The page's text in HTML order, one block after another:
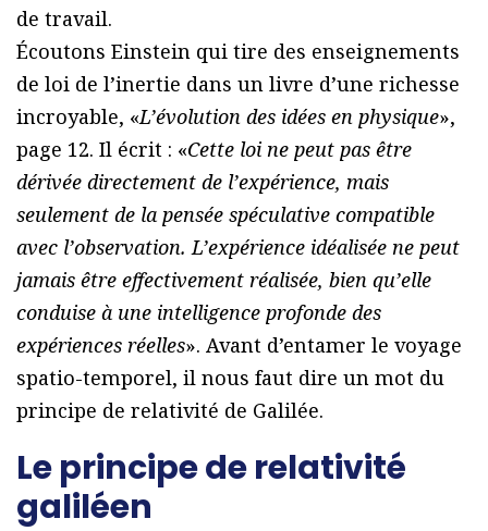
de travail.
Écoutons Einstein qui tire des enseignements
de loi de l’inertie dans un livre d’une richesse
incroyable, «L’évolution des idées en physique»,
page 12. Il écrit : «Cette loi ne peut pas être
dérivée directement de l’expérience, mais
seulement de la pensée spéculative compatible
avec l’observation. L’expérience idéalisée ne peut
jamais être effectivement réalisée, bien qu’elle
conduise à une intelligence profonde des
expériences réelles». Avant d’entamer le voyage
spatio-temporel, il nous faut dire un mot du
principe de relativité de Galilée.
Le principe de relativité
galiléen